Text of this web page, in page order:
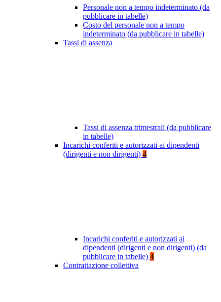
Personale non a tempo indeterminato (da
pubblicare in tabelle)
Costo del personale non a tempo
indeterminato (da pubblicare in tabelle)
Tassi di assenza
Tassi di assenza trimestrali (da pubblicare
in tabelle)
Incarichi conferiti e autorizzati ai dipendenti
(dirigenti e non dirigenti) 4
Incarichi conferiti e autorizzati ai
dipendenti (dirigenti e non dirigenti) (da
pubblicare in tabelle) 4
Contrattazione collettiva